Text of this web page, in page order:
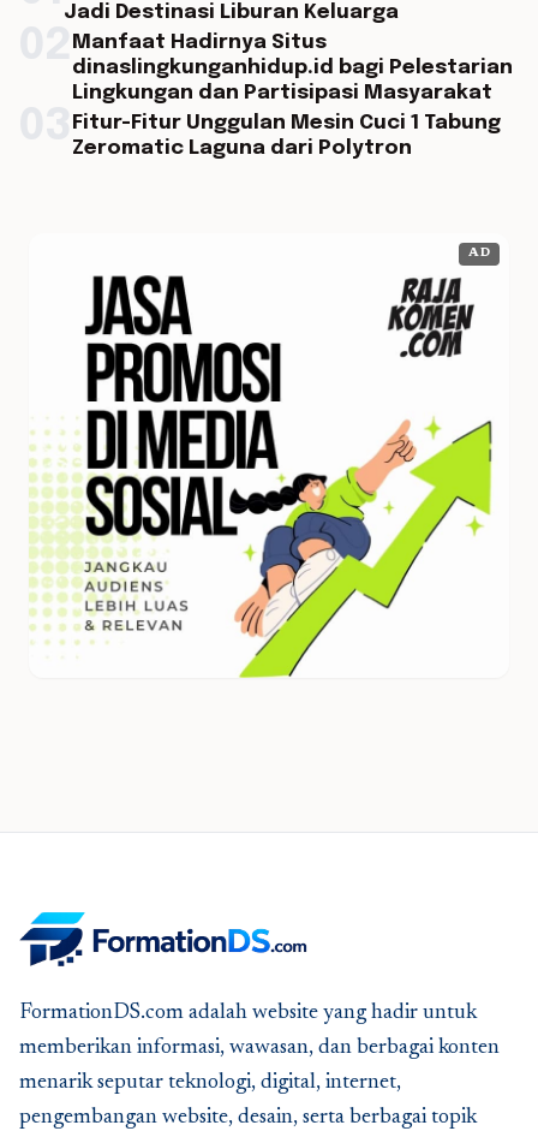
Jadi Destinasi Liburan Keluarga
Manfaat Hadirnya Situs
dinaslingkunganhidup.id bagi Pelestarian
Lingkungan dan Partisipasi Masyarakat
Fitur-Fitur Unggulan Mesin Cuci 1 Tabung
Zeromatic Laguna dari Polytron
AD
FormationDS.com adalah website yang hadir untuk
memberikan informasi, wawasan, dan berbagai konten
menarik seputar teknologi, digital, internet,
pengembangan website, desain, serta berbagai topik